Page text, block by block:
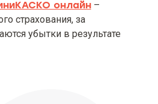
онлайн–
страхования, за
убытки в результате